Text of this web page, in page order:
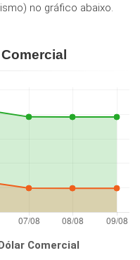
no gráfico abaixo.
Comercial